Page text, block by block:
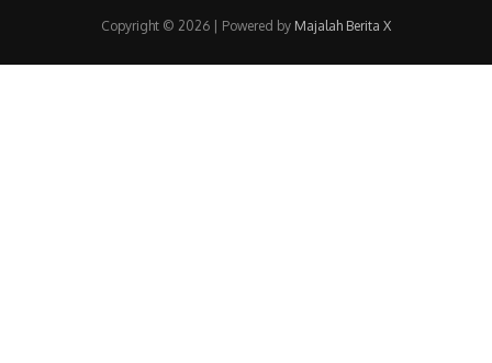
Copyright © 2026 | Powered by Majalah Berita X